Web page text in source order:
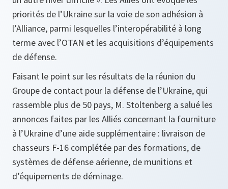
priorités de l’Ukraine sur la voie de son adhésion à
l’Alliance, parmi lesquelles l’interopérabilité à long
terme avec l’OTAN et les acquisitions d’équipements
de défense.
Faisant le point sur les résultats de la réunion du
Groupe de contact pour la défense de l’Ukraine, qui
rassemble plus de 50 pays, M. Stoltenberg a salué les
annonces faites par les Alliés concernant la fourniture
à l’Ukraine d’une aide supplémentaire : livraison de
chasseurs F-16 complétée par des formations, de
systèmes de défense aérienne, de munitions et
d’équipements de déminage.